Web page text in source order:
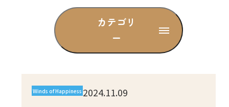
雑誌
CD
DVD・ブルーレイ
カテゴリ
ー
Winds of Happiness 2024.11.09